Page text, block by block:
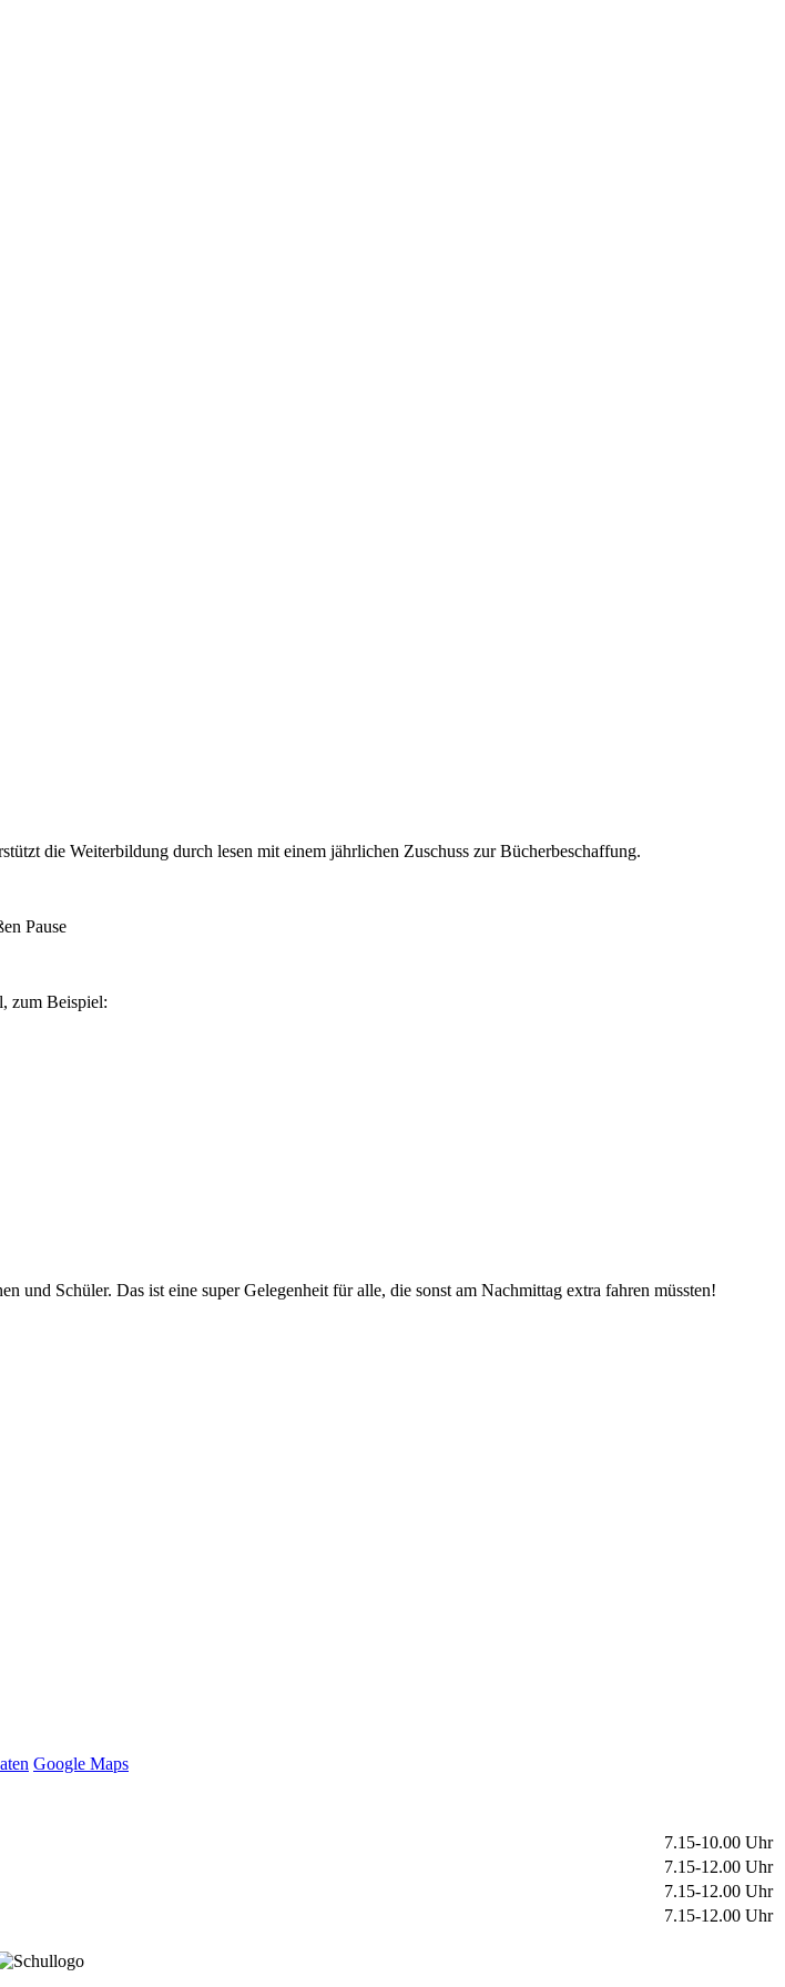
die Weiterbildung durch lesen mit einem jährlichen Zuschuss zur Bücherbeschaffung.
Pause
zum Beispiel:
und Schüler. Das ist eine super Gelegenheit für alle, die sonst am Nachmittag extra fahren müssten!
Google Maps
7.15-10.00 Uhr
7.15-12.00 Uhr
7.15-12.00 Uhr
7.15-12.00 Uhr